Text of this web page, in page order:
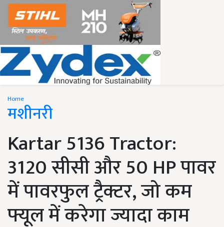
Home
मशीनरी
Kartar 5136 Tractor:
3120 सीसी और 50 HP पावर
में पावरफुल ट्रैक्टर, जो कम
फ्यूल में करेगा ज्यादा काम